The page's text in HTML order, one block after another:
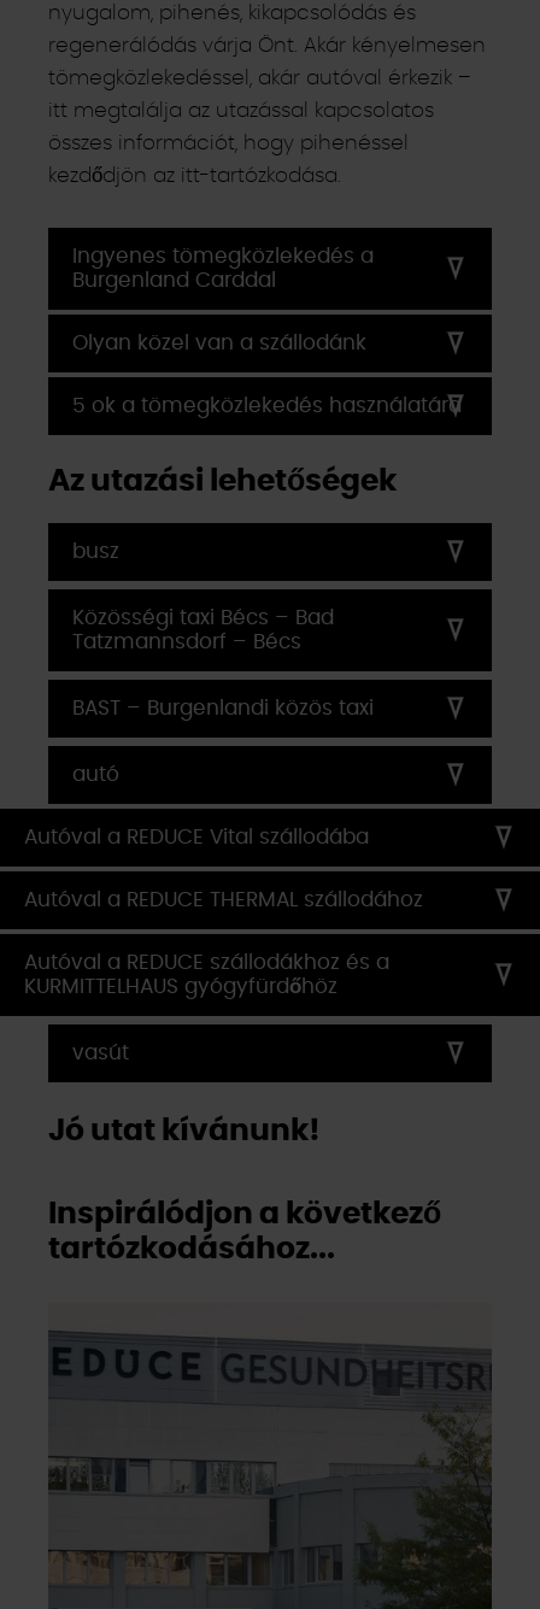
nyugalom, pihenés, kikapcsolódás és
regenerálódás várja Önt. Akár kényelmesen
tömegközlekedéssel, akár autóval érkezik –
itt megtalálja az utazással kapcsolatos
összes információt, hogy pihenéssel
kezdődjön az itt-tartózkodása.
Ingyenes tömegközlekedés a
Burgenland Carddal
Olyan közel van a szállodánk
5 ok a tömegközlekedés használatára
Az utazási lehetőségek
busz
Közösségi taxi Bécs – Bad
Tatzmannsdorf – Bécs
BAST – Burgenlandi közös taxi
autó
Autóval a REDUCE Vital szállodába
Autóval a REDUCE THERMAL szállodához
Autóval a REDUCE szállodákhoz és a
KURMITTELHAUS gyógyfürdőhöz
vasút
Jó utat kívánunk!
Inspirálódjon a következő
tartózkodásához...